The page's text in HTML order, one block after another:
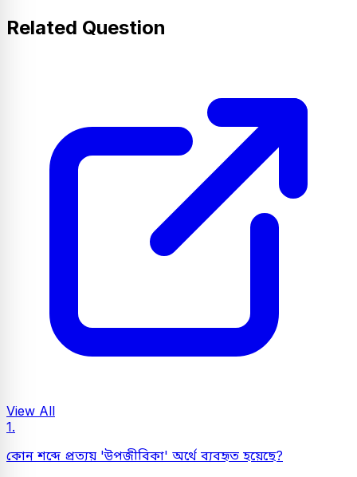
Related Question
View All
1.
কোন শব্দে প্রত্যয় 'উপজীবিকা' অর্থে ব্যবহৃত হয়েছে?